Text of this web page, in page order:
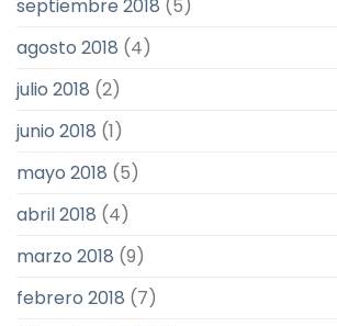
septiembre 2018 (5)
agosto 2018 (4)
julio 2018 (2)
junio 2018 (1)
mayo 2018 (5)
abril 2018 (4)
marzo 2018 (9)
febrero 2018 (7)